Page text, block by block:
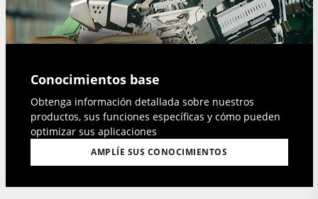
Conocimientos base
Obtenga información detallada sobre nuestros
productos, sus funciones específicas y cómo pueden
optimizar sus aplicaciones
AMPLÍE SUS CONOCIMIENTOS